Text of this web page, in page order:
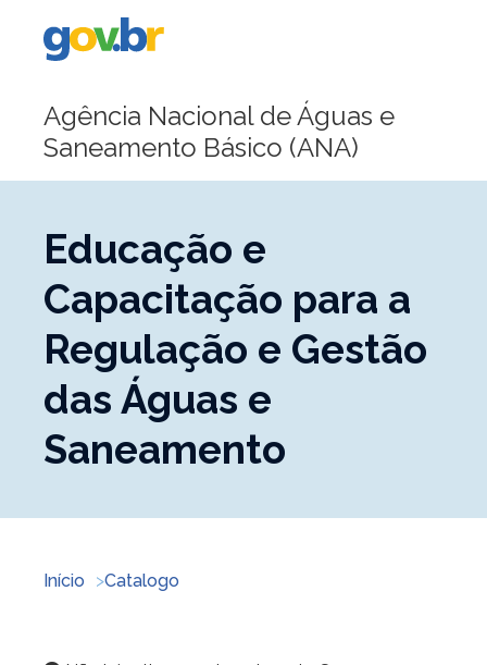
Portal
Gov.br
Agência Nacional de Águas e
Saneamento Básico (ANA)
Educação e
Capacitação para a
Regulação e Gestão
das Águas e
Saneamento
Início Catalogo